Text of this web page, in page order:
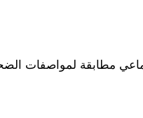
مطابقة لمواصفات